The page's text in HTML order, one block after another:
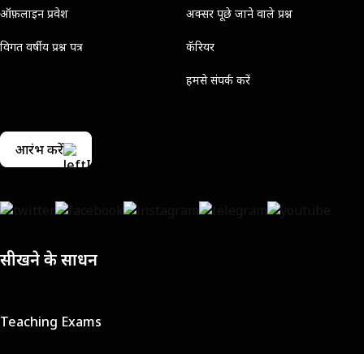
ऑफ़लाइन प्रवेश
विगत वर्षीय प्रश्न पत्र
अक्सर पूछे जाने वाले प्रश्न
कॅरियर
हमसे संपर्क करें
आरंभ करें
सीखने के साधन
Teaching Exams